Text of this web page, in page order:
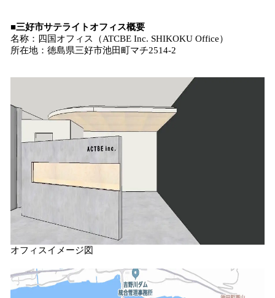
■三好市サテライトオフィス概要
名称：四国オフィス（ATCBE Inc. SHIKOKU Office）
所在地：徳島県三好市池田町マチ2514-2
オフィスイメージ図